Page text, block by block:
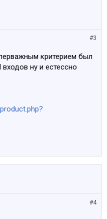
#3
критерием был
ну и естессно
#4